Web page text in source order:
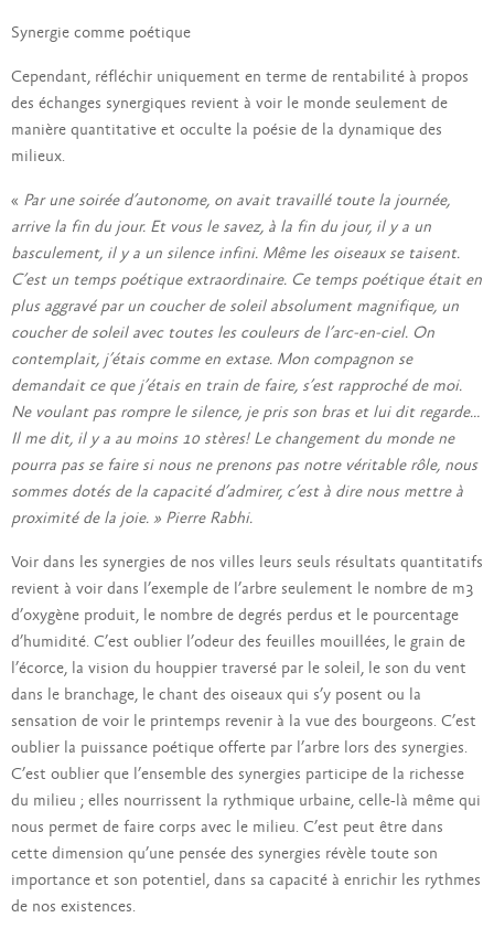
Synergie comme poétique
Cependant, réfléchir uniquement en terme de rentabilité à propos
des échanges synergiques revient à voir le monde seulement de
manière quantitative et occulte la poésie de la dynamique des
milieux.
« Par une soirée d’autonome, on avait travaillé toute la journée,
arrive la fin du jour. Et vous le savez, à la fin du jour, il y a un
basculement, il y a un silence infini. Même les oiseaux se taisent.
C’est un temps poétique extraordinaire. Ce temps poétique était en
plus aggravé par un coucher de soleil absolument magnifique, un
coucher de soleil avec toutes les couleurs de l’arc-en-ciel. On
contemplait, j’étais comme en extase. Mon compagnon se
demandait ce que j’étais en train de faire, s’est rapproché de moi.
Ne voulant pas rompre le silence, je pris son bras et lui dit regarde…
Il me dit, il y a au moins 10 stères! Le changement du monde ne
pourra pas se faire si nous ne prenons pas notre véritable rôle, nous
sommes dotés de la capacité d’admirer, c’est à dire nous mettre à
proximité de la joie. » Pierre Rabhi.
Voir dans les synergies de nos villes leurs seuls résultats quantitatifs
revient à voir dans l’exemple de l’arbre seulement le nombre de m3
d’oxygène produit, le nombre de degrés perdus et le pourcentage
d’humidité. C’est oublier l’odeur des feuilles mouillées, le grain de
l’écorce, la vision du houppier traversé par le soleil, le son du vent
dans le branchage, le chant des oiseaux qui s’y posent ou la
sensation de voir le printemps revenir à la vue des bourgeons. C’est
oublier la puissance poétique offerte par l’arbre lors des synergies.
C’est oublier que l’ensemble des synergies participe de la richesse
du milieu ; elles nourrissent la rythmique urbaine, celle-là même qui
nous permet de faire corps avec le milieu. C’est peut être dans
cette dimension qu’une pensée des synergies révèle toute son
importance et son potentiel, dans sa capacité à enrichir les rythmes
de nos existences.